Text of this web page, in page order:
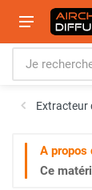
Extracteur
A propos
Ce